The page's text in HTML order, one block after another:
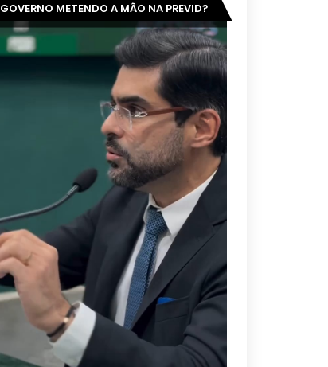
GOVERNO METENDO A MÃO NA PREVID?